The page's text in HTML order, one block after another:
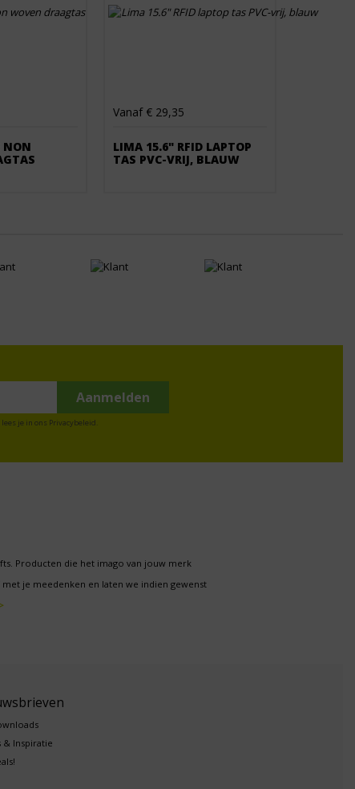
NON
Vanaf € 29,35
LIMA 15.6" RFID LAPTOP
TAS PVC-VRIJ, BLAUW
je in ons Privacybeleid
Producten die het imago van jouw merk
je meedenken en laten we indien gewenst
& Inspiratie